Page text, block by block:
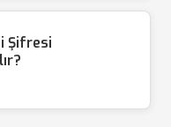
Şifresi